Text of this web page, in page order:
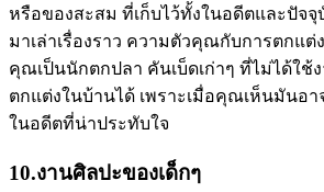
หรือของสะสม ที่เก็บไว้ทั้งในอดีตและปัจจุ
มาเล่าเรื่องราว ความตัวคุณกับการตกแต่
คุณเป็นนักตกปลา คันเบ็ดเก่าๆ ที่ไม่ได้ใช้
ตกแต่งในบ้านได้ เพราะเมื่อคุณเห็นมันอ
ในอดีตที่น่าประทับใจ
10.งานศิลปะของเด็กๆ